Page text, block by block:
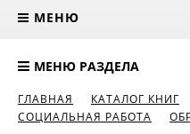
МЕНЮ
МЕНЮ РАЗДЕЛА
ГЛАВНАЯ КАТАЛОГ КНИГ
СОЦИАЛЬНАЯ РАБОТА